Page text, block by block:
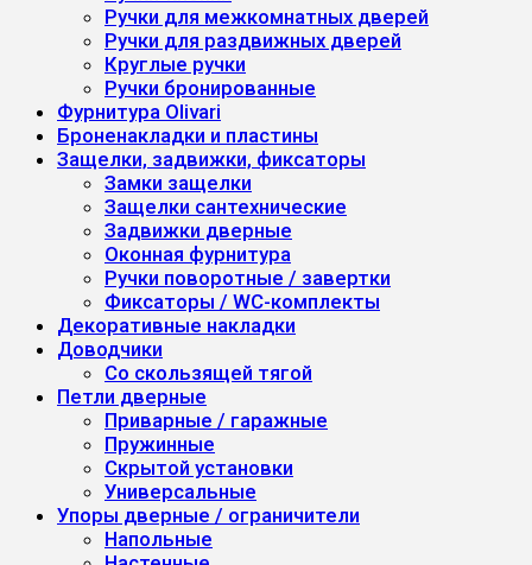
Ручки для межкомнатных дверей
Ручки для раздвижных дверей
Круглые ручки
Ручки бронированные
Фурнитура Olivari
Броненакладки и пластины
Защелки, задвижки, фиксаторы
Замки защелки
Защелки сантехнические
Задвижки дверные
Оконная фурнитура
Ручки поворотные / завертки
Фиксаторы / WC-комплекты
Декоративные накладки
Доводчики
Со скользящей тягой
Петли дверные
Приварные / гаражные
Пружинные
Скрытой установки
Универсальные
Упоры дверные / ограничители
Напольные